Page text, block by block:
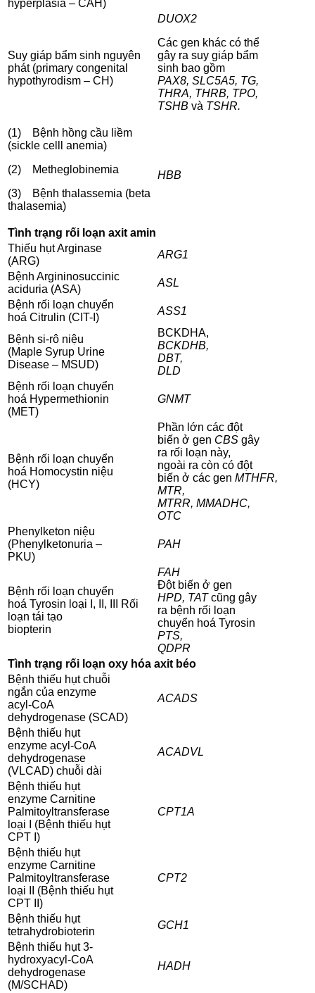
hyperplasia – CAH)
Suy giáp bẩm sinh nguyên
phát (primary congenital
hypothyrodism – CH)
DUOX2
Các gen khác có thể
gây ra suy giáp bẩm
sinh bao gồm
PAX8, SLC5A5, TG,
THRA, THRB, TPO,
TSHB và TSHR.
(1) Bệnh hồng cầu liềm
(sickle celll anemia)
(2) Metheglobinemia
(3) Bệnh thalassemia (beta
thalasemia)
HBB
Tình trạng rối loạn axit amin
Thiếu hụt Arginase
(ARG)
ARG1
Bệnh Argininosuccinic
aciduria (ASA)
ASL
Bệnh rối loạn chuyển
hoá Citrulin (CIT-I)
ASS1
Bệnh si-rô niệu
(Maple Syrup Urine
Disease – MSUD)
BCKDHA,
BCKDHB,
DBT,
DLD
Bệnh rối loạn chuyển
hoá Hypermethionin
(MET)
GNMT
Bệnh rối loạn chuyển
hoá Homocystin niệu
(HCY)
Phần lớn các đột
biến ở gen CBS gây
ra rối loạn này,
ngoài ra còn có đột
biến ở các gen MTHFR,
MTR,
MTRR, MMADHC,
OTC
Phenylketon niệu
(Phenylketonuria –
PKU)
PAH
Bệnh rối loạn chuyển
hoá Tyrosin loại I, II, III Rối
loạn tái tạo
biopterin
FAH
Đột biến ở gen
HPD, TATcũng gây
ra bệnh rối loạn
chuyển hoá Tyrosin
PTS,
QDPR
Tình trạng rối loạn oxy hóa axit béo
Bệnh thiếu hụt chuỗi
ngắn của enzyme
acyl-CoA
dehydrogenase (SCAD)
ACADS
Bệnh thiếu hụt
enzyme acyl-CoA
dehydrogenase
(VLCAD) chuỗi dài
ACADVL
Bệnh thiếu hụt
enzyme Carnitine
Palmitoyltransferase
loại I (Bệnh thiếu hụt
CPT I)
CPT1A
Bệnh thiếu hụt
enzyme Carnitine
Palmitoyltransferase
loại II (Bệnh thiếu hụt
CPT II)
CPT2
Bệnh thiếu hụt
tetrahydrobioterin
GCH1
Bệnh thiếu hụt 3-
hydroxyacyl-CoA
dehydrogenase
(M/SCHAD)
HADH